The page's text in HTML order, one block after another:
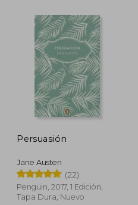
Persuasión
Jane Austen
(22)
Penguin, 2017, 1 Edición,
Tapa Dura, Nuevo